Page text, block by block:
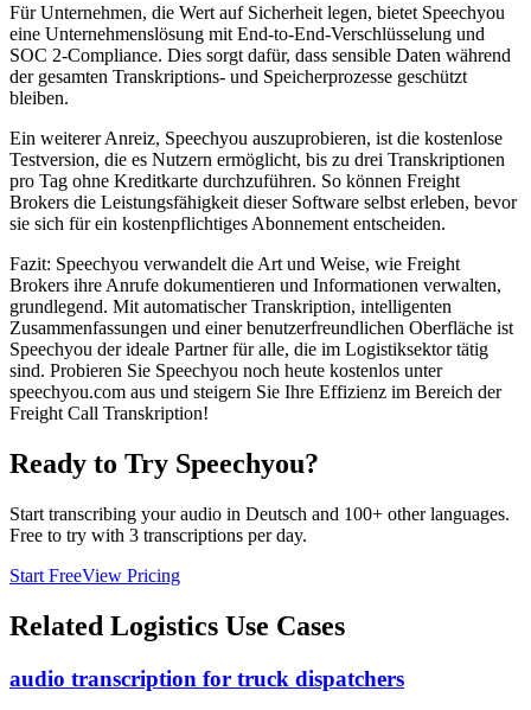
Für Unternehmen, die Wert auf Sicherheit legen, bietet Speechyou
eine Unternehmenslösung mit End-to-End-Verschlüsselung und
SOC 2-Compliance. Dies sorgt dafür, dass sensible Daten während
der gesamten Transkriptions- und Speicherprozesse geschützt
bleiben.
Ein weiterer Anreiz, Speechyou auszuprobieren, ist die kostenlose
Testversion, die es Nutzern ermöglicht, bis zu drei Transkriptionen
pro Tag ohne Kreditkarte durchzuführen. So können Freight
Brokers die Leistungsfähigkeit dieser Software selbst erleben, bevor
sie sich für ein kostenpflichtiges Abonnement entscheiden.
Fazit: Speechyou verwandelt die Art und Weise, wie Freight
Brokers ihre Anrufe dokumentieren und Informationen verwalten,
grundlegend. Mit automatischer Transkription, intelligenten
Zusammenfassungen und einer benutzerfreundlichen Oberfläche ist
Speechyou der ideale Partner für alle, die im Logistiksektor tätig
sind. Probieren Sie Speechyou noch heute kostenlos unter
speechyou.com aus und steigern Sie Ihre Effizienz im Bereich der
Freight Call Transkription!
Ready to Try Speechyou?
Start transcribing your audio in Deutsch and 100+ other languages.
Free to try with 3 transcriptions per day.
Start FreeView Pricing
Related Logistics Use Cases
audio transcription for truck dispatchers